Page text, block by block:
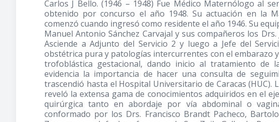
Carlos J Bello.(1946 – 1948) Fue Médico Maternólogo al
obtenido por concurso el año 1948. Su actuación en la
comenzó cuando ingresó como residente el año 1946. Su
Manuel Antonio Sánchez Carvajal y sus compañeros los
Asciende a Adjunto del Servicio 2 y luego a Jefe del
obstétrica pura y patologías intercurrentes con el embarazo
trofoblástica gestacional, dando inicio al tratamiento de
evidencia la importancia de hacer una consulta de
trascendió hasta el Hospital Universitario de Caracas (HUC).
reveló la extensa gama de conocimientos adquiridos en el
quirúrgica tanto en abordaje por vía abdominal o
conformado por los Drs. Francisco Brandt Pacheco,